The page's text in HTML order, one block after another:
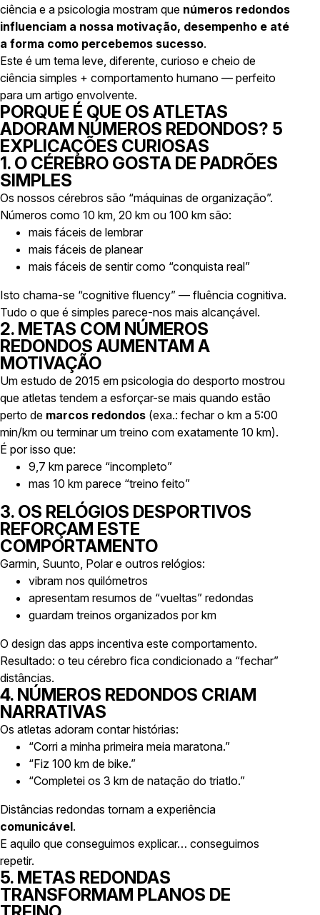
ciência e a psicologia mostram que números redondos
influenciam a nossa motivação, desempenho e até
a forma como percebemos sucesso.
Este é um tema leve, diferente, curioso e cheio de
ciência simples + comportamento humano — perfeito
para um artigo envolvente.
PORQUE É QUE OS ATLETAS
ADORAM NÚMEROS REDONDOS? 5
EXPLICAÇÕES CURIOSAS
1. O CÉREBRO GOSTA DE PADRÕES
SIMPLES
Os nossos cérebros são “máquinas de organização”.
Números como 10 km, 20 km ou 100 km são:
mais fáceis de lembrar
mais fáceis de planear
mais fáceis de sentir como “conquista real”
Isto chama-se “cognitive fluency” — fluência cognitiva.
Tudo o que é simples parece-nos mais alcançável.
2. METAS COM NÚMEROS
REDONDOS AUMENTAM A
MOTIVAÇÃO
Um estudo de 2015 em psicologia do desporto mostrou
que atletas tendem a esforçar-se mais quando estão
perto de marcos redondos (exa.: fechar o km a 5:00
min/km ou terminar um treino com exatamente 10 km).
É por isso que:
9,7 km parece “incompleto”
mas 10 km parece “treino feito”
3. OS RELÓGIOS DESPORTIVOS
REFORÇAM ESTE
COMPORTAMENTO
Garmin, Suunto, Polar e outros relógios:
vibram nos quilómetros
apresentam resumos de “vueltas” redondas
guardam treinos organizados por km
O design das apps incentiva este comportamento.
Resultado: o teu cérebro fica condicionado a “fechar”
distâncias.
4. NÚMEROS REDONDOS CRIAM
NARRATIVAS
Os atletas adoram contar histórias:
“Corri a minha primeira meia maratona.”
“Fiz 100 km de bike.”
“Completei os 3 km de natação do triatlo.”
Distâncias redondas tornam a experiência
comunicável.
E aquilo que conseguimos explicar… conseguimos
repetir.
5. METAS REDONDAS
TRANSFORMAM PLANOS DE